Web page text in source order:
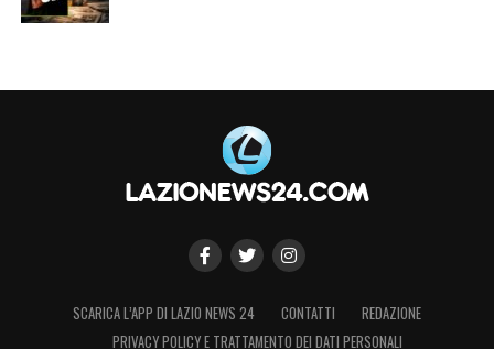
SCARICA L’APP DI LAZIO NEWS 24 CONTATTI
REDAZIONE
PRIVACY POLICY E TRATTAMENTO DEI DATI PERSONALI